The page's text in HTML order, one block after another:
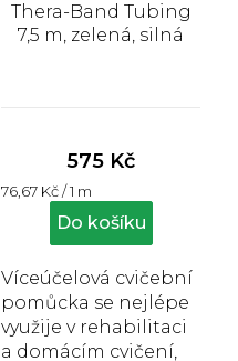
Thera-Band Tubing
7,5 m, zelená, silná
produktu
5,0
575 Kč
Měrná
76,67 Kč / 1 m
Do košíku
Víceúčelová cvičební
pomůcka se nejlépe
využije v rehabilitaci
a domácím cvičení,